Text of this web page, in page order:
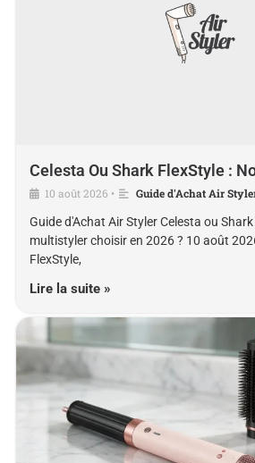
Celesta Ou Shark FlexStyle :
10 août 2026 •
Guide d'Achat Air
Guide d'Achat Air Styler Celesta ou Shark
multistyler choisir en 2026 ? 10 août
FlexStyle,
Lire la suite »